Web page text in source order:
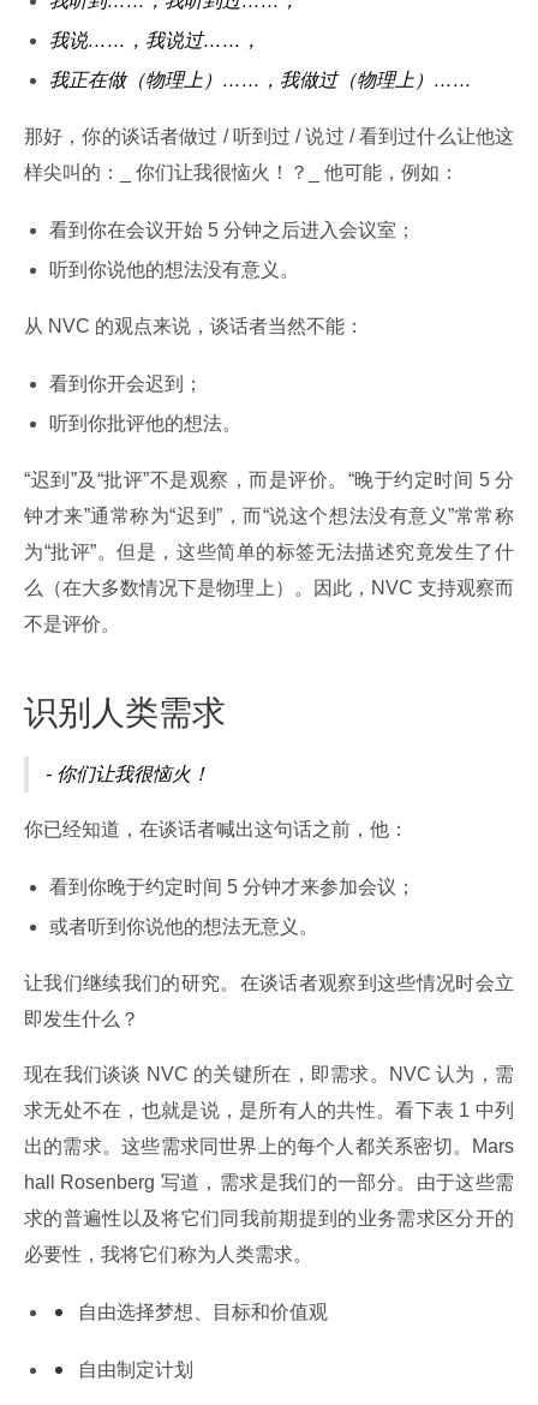
我说……，我说过……，
我正在做（物理上）……，我做过（物理上）……
那好，你的谈话者做过 / 听到过 / 说过 / 看到过什么让他这
样尖叫的：_ 你们让我很恼火！？_ 他可能，例如：
看到你在会议开始 5 分钟之后进入会议室；
听到你说他的想法没有意义。
从 NVC 的观点来说，谈话者当然不能：
看到你开会迟到；
听到你批评他的想法。
“迟到”及“批评”不是观察，而是评价。“晚于约定时间 5 分
钟才来”通常称为“迟到”，而“说这个想法没有意义”常常称
为“批评”。但是，这些简单的标签无法描述究竟发生了什
么（在大多数情况下是物理上）。因此，NVC 支持观察而
不是评价。
识别人类需求
- 你们让我很恼火！
你已经知道，在谈话者喊出这句话之前，他：
看到你晚于约定时间 5 分钟才来参加会议；
或者听到你说他的想法无意义。
让我们继续我们的研究。在谈话者观察到这些情况时会立
即发生什么？
现在我们谈谈 NVC 的关键所在，即需求。NVC 认为，需
求无处不在，也就是说，是所有人的共性。看下表 1 中列
出的需求。这些需求同世界上的每个人都关系密切。Mars
hall Rosenberg 写道，需求是我们的一部分。由于这些需
求的普遍性以及将它们同我前期提到的业务需求区分开的
必要性，我将它们称为人类需求。
自由选择梦想、目标和价值观
自由制定计划